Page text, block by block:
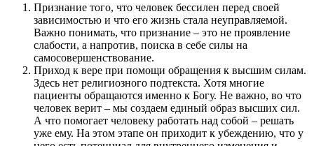
Признание того, что человек бессилен перед своей
зависимостью и что его жизнь стала неуправляемой.
Важно понимать, что признание – это не проявление
слабости, а напротив, поиска в себе силы на
самосовершенствование.
Приход к вере при помощи обращения к высшим силам.
Здесь нет религиозного подтекста. Хотя многие
пациенты обращаются именно к Богу. Не важно, во что
человек верит – мы создаем единый образ высших сил.
А что помогает человеку работать над собой – решать
уже ему. На этом этапе он приходит к убеждению, что у